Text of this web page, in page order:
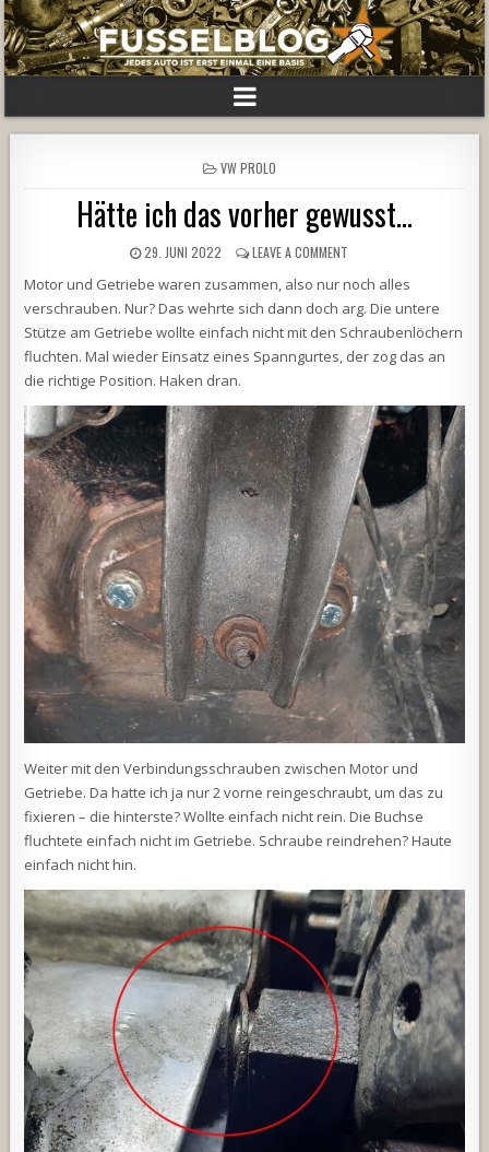
POSTED
IN
VW PROLO
Hätte ich das vorher gewusst…
29. JUNI 2022 LEAVE A COMMENT
Motor und Getriebe waren zusammen, also nur noch alles
verschrauben. Nur? Das wehrte sich dann doch arg. Die untere
Stütze am Getriebe wollte einfach nicht mit den Schraubenlöchern
fluchten. Mal wieder Einsatz eines Spanngurtes, der zog das an
die richtige Position. Haken dran.
Weiter mit den Verbindungsschrauben zwischen Motor und
Getriebe. Da hatte ich ja nur 2 vorne reingeschraubt, um das zu
fixieren – die hinterste? Wollte einfach nicht rein. Die Buchse
fluchtete einfach nicht im Getriebe. Schraube reindrehen? Haute
einfach nicht hin.